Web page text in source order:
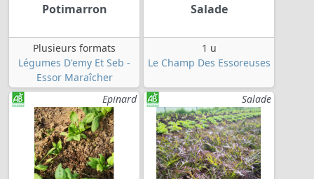
Potimarron
Plusieurs formats
Légumes D'emy Et Seb -
Essor Maraîcher
Salade
1 u
Le Champ Des Essoreuses
Epinard Salade